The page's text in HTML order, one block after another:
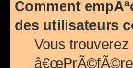
Comment
des utilisateurs
Vous